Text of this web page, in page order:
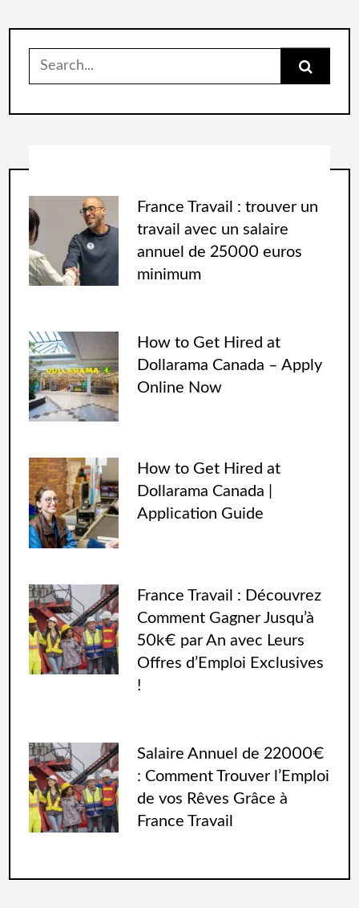
France Travail : trouver un
travail avec un salaire
annuel de 25000 euros
minimum
How to Get Hired at
Dollarama Canada – Apply
Online Now
How to Get Hired at
Dollarama Canada |
Application Guide
France Travail : Découvrez
Comment Gagner Jusqu’à
50k€ par An avec Leurs
Offres d’Emploi Exclusives
!
Salaire Annuel de 22000€
: Comment Trouver l’Emploi
de vos Rêves Grâce à
France Travail